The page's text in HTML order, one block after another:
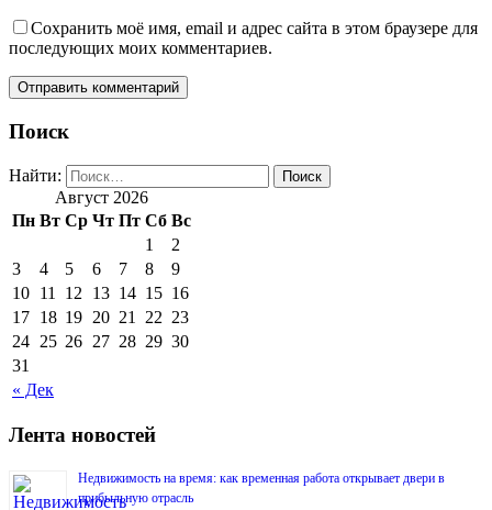
Сохранить моё имя, email и адрес сайта в этом браузере для
последующих моих комментариев.
Поиск
Найти:
Август 2026
Пн Вт Ср Чт Пт Сб Вс
« Дек
1
2
3
4 5 6 7 8
9
10 11 12 13 14 15 16
17 18 19 20 21 22 23
24 25 26 27 28 29 30
31
Лента новостей
Недвижимость на время: как временная работа открывает двери в
прибыльную отрасль